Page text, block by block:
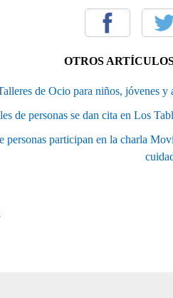
OTROS
de Ocio para niños, jóvenes
de personas se dan cita en Los
personas participan en la charla